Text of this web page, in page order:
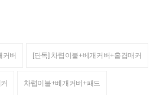
커버 [단독] 차렵이불+베개커버+홑겹매커
차렵이불+베개커버+패드